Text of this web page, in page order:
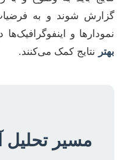
گزارش شوند و به
نمودارها و
بهتر نتایج کمک می‌کنند.
مسیر تحلیل